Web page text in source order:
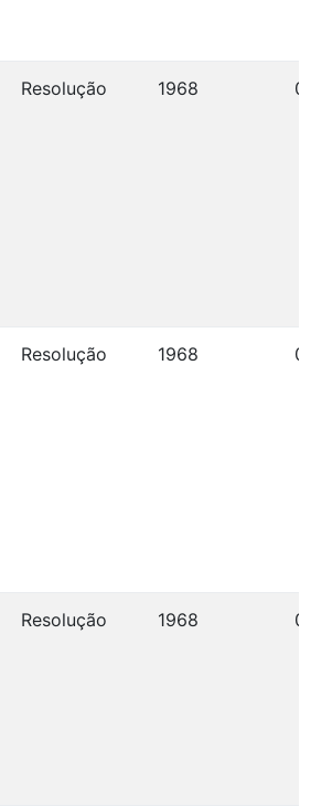
Resolução 1968 09/
Resolução 1968 09/
Resolução 1968 09/